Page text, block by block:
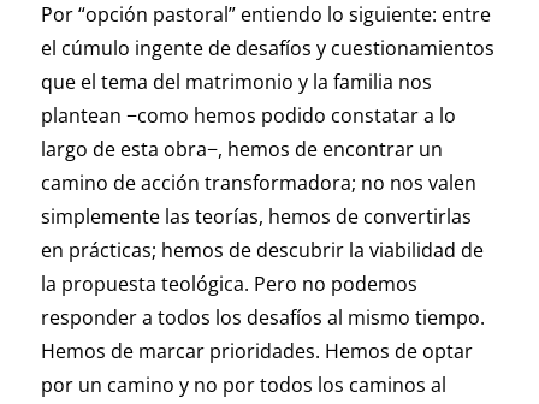
Por “opción pastoral” entiendo lo siguiente: entre
el cúmulo ingente de desafíos y cuestionamientos
que el tema del matrimonio y la familia nos
plantean −como hemos podido constatar a lo
largo de esta obra−, hemos de encontrar un
camino de acción transformadora; no nos valen
simplemente las teorías, hemos de convertirlas
en prácticas; hemos de descubrir la viabilidad de
la propuesta teológica. Pero no podemos
responder a todos los desafíos al mismo tiempo.
Hemos de marcar prioridades. Hemos de optar
por un camino y no por todos los caminos al